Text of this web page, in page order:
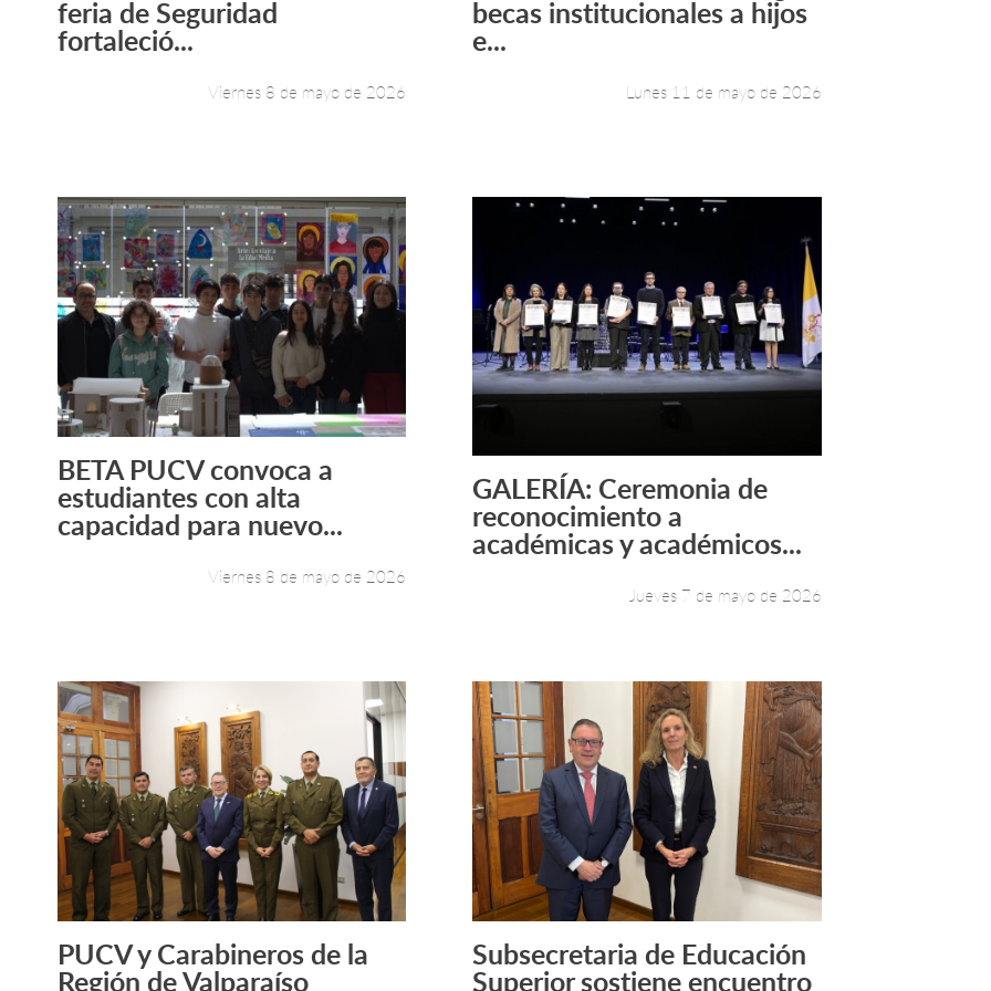
feria de Seguridad
fortaleció...
Viernes 8 de mayo de 2026
becas institucionales a hijos
e...
Lunes 11 de mayo de 2026
Leer más +
BETA PUCV convoca a
estudiantes con alta
capacidad para nuevo...
Viernes 8 de mayo de 2026
Leer más +
GALERÍA: Ceremonia de
reconocimiento a
académicas y académicos...
Jueves 7 de mayo de 2026
Leer más +
PUCV y Carabineros de la
Región de Valparaíso Leer más +
Subsecretaria de Educación
Superior sostiene encuentro